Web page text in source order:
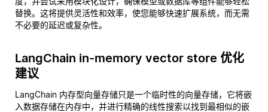
替换。这将提供灵活性和效率，使您能够快速扩展系统，而无需
不必要的延迟或复杂性。
LangChain in-memory vector store 优化
建议
LangChain 内存型向量存储只是一个临时性的向量存储，它将嵌
入数据存储在内存中，并进行精确的线性搜索以找到最相似的嵌